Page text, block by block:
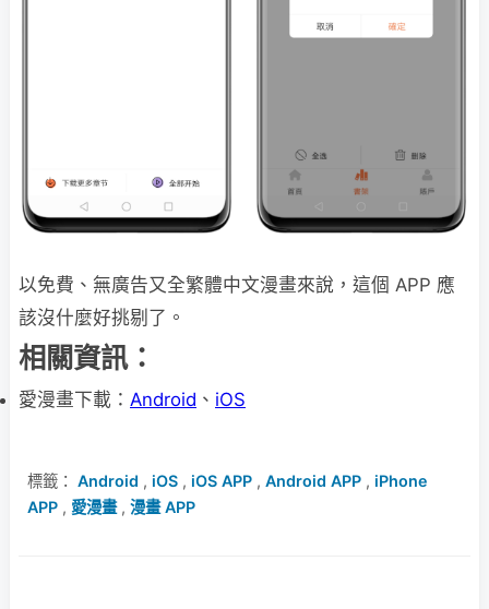
以免費、無廣告又全繁體中文漫畫來說，這個 APP 應
該沒什麼好挑剔了。
相關資訊：
愛漫畫下載： Android 、 iOS
標籤： Android , iOS , iOS APP , Android APP , iPhone
APP , 愛漫畫, 漫畫 APP